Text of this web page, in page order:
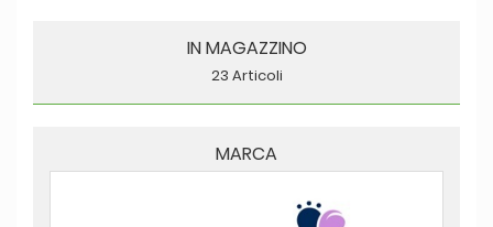
IN MAGAZZINO
23 Articoli
MARCA